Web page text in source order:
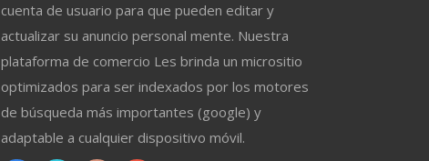
cuenta de usuario para que pueden editar y
actualizar su anuncio personal mente. Nuestra
plataforma de comercio Les brinda un micrositio
optimizados para ser indexados por los motores
de búsqueda más importantes (google) y
adaptable a cualquier dispositivo móvil.